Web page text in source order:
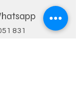
831